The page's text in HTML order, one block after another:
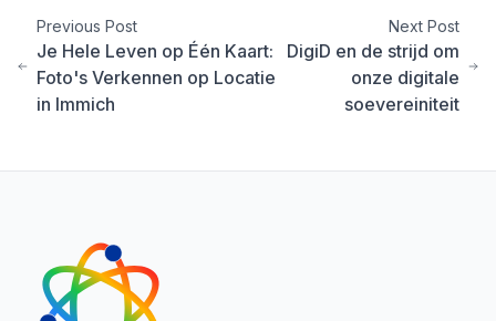
Previous Post
Je Hele Leven op Één Kaart:
Foto's Verkennen op Locatie
in Immich
Next Post
DigiD en de strijd om
onze digitale
soevereiniteit